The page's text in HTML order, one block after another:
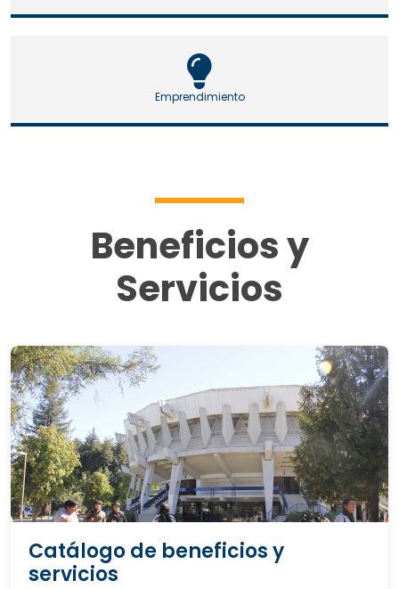
Emprendimiento
Beneficios y
Servicios
Catálogo de beneficios y
servicios